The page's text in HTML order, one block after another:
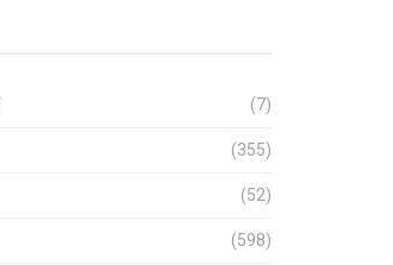
(7)
(355)
(52)
(598)